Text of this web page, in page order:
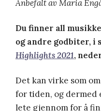
Anbefalt av Maria
Du finner all
og andre godbiter, i
Highlights 2021,
Det kan virke som
for tiden, og dermed
lete gjennom for å